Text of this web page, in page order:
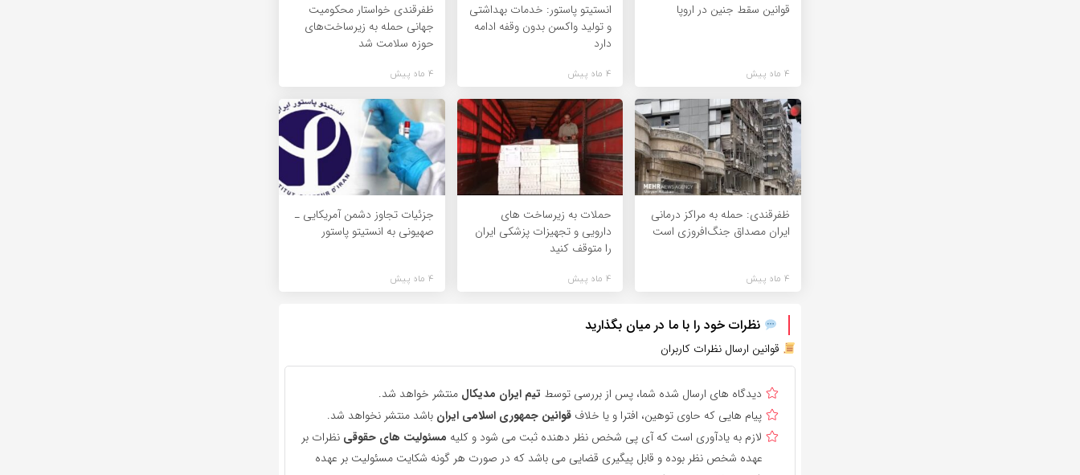
قوانین سقط جنین در اروپا
4 ماه پیش
انستیتو پاستور: خدمات بهداشتی
و تولید واکسن بدون وقفه ادامه
دارد
4 ماه پیش
ظفرقندی خواستار محکومیت
جهانی حمله به زیرساخت‌های
حوزه سلامت شد
4 ماه پیش
ظفرقندی: حمله به مراکز درمانی
ایران مصداق جنگ‌افروزی است
4 ماه پیش
حملات به زیرساخت های
دارویی و تجهیزات پزشکی ایران
را متوقف کنید
4 ماه پیش
جزئیات تجاوز دشمن آمریکایی‌ ـ
صهیونی به انستیتو پاستور
4 ماه پیش
نظرات خود را با ما در میان بگذارید
قوانین ارسال نظرات کاربران
دیدگاه های ارسال شده شما، پس از بررسی توسط تیم ایران مدیکال منتشر خواهد شد.
پیام هایی که حاوی توهین، افترا و یا خلاف قوانین جمهوری اسلامی ایران باشد منتشر نخواهد شد.
لازم به یادآوری است که آی پی شخص نظر دهنده ثبت می شود و کلیه مسئولیت های حقوقی نظرات بر
عهده شخص نظر بوده و قابل پیگیری قضایی می باشد که در صورت هر گونه شکایت مسئولیت بر عهده